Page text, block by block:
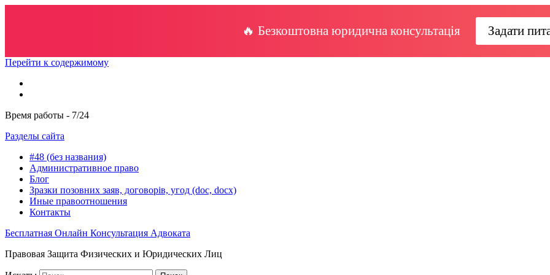
🔥 Безкоштовна юридична консультація Задати
Перейти к содержимому
Время работы - 7/24
Разделы сайта
#48 (без названия)
Административное право
Блог
Зразки позовних заяв, договорів, угод (doc, docx)
Иные правоотношения
Контакты
Бесплатная Онлайн Консультация Адвоката
Правовая Защита Физических и Юридических Лиц